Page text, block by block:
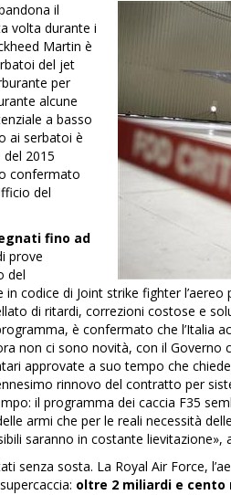
il
volta durante i
Martin è
del jet
per
alcune
a basso
ai serbatoi è
2015
confermato
del
fino ad
prove
del
in codice di Joint strike fighter
di ritardi, correzioni costose e
è confermato che l’Italia
non ci sono novità, con il Governo
approvate a suo tempo che
rinnovo del contratto per
il programma dei caccia F35
armi che per le reali necessità
saranno in costante lievitazione»,
senza sosta. La Royal Air Force,
oltre 2 miliardi e